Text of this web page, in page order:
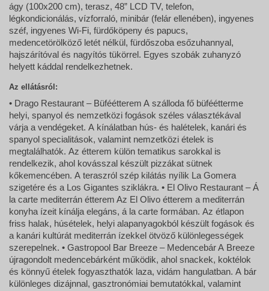
ágy (100x200 cm), terasz, 48” LCD TV, telefon,
légkondicionálás, vízforraló, minibár (felár ellenében), ingyenes
széf, ingyenes Wi-Fi, fürdőköpeny és papucs,
medencetörölköző letét nélkül, fürdőszoba esőzuhannyal,
hajszárítóval és nagyítós tükörrel. Egyes szobák zuhanyzó
helyett káddal rendelkezhetnek.
Az ellátásról:
• Drago Restaurant – Büféétterem A szálloda fő büféétterme
helyi, spanyol és nemzetközi fogások széles választékával
várja a vendégeket. A kínálatban hús- és halételek, kanári és
spanyol specialitások, valamint nemzetközi ételek is
megtalálhatók. Az étterem külön tematikus sarokkal is
rendelkezik, ahol kovásszal készült pizzákat sütnek
kőkemencében. A teraszról szép kilátás nyílik La Gomera
szigetére és a Los Gigantes sziklákra. • El Olivo Restaurant – Á
la carte mediterrán étterem Az El Olivo étterem a mediterrán
konyha ízeit kínálja elegáns, á la carte formában. Az étlapon
friss halak, húsételek, helyi alapanyagokból készült fogások és
a kanári kultúrát mediterrán ízekkel ötvöző különlegességek
szerepelnek. • Gastropool Bar Breeze – Medencebár A Breeze
újragondolt medencebárként működik, ahol snackek, koktélok
és könnyű ételek fogyaszthatók laza, vidám hangulatban. A bár
különleges dizájnnal, gasztronómiai bemutatókkal, valamint